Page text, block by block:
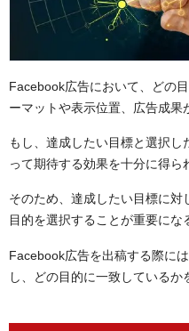
Facebook広告において、どの
ーマットや表示位置、広告成果
もし、達成したい目標と選択し
って期待する効果を十分に得ら
そのため、達成したい目標に対
目的を選択することが重要にな
Facebook広告を出稿する際に
し、どの目的に一致しているか